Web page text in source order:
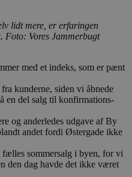
lidt mere, er erfaringen
Foto: Vores Jammerbugt
med et indeks, som er pænt
kunderne, siden vi åbnede
en del salg til konfirmations-
og anderledes udgave af By
andet fordi Østergade ikke
sommersalg i byen, for vi
den dag havde det ikke været